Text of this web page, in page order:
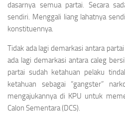
dasarnya semua partai. Secara
sendiri. Menggali liang lahatnya
konstituennya.
Tidak ada lagi demarkasi antara
ada lagi demarkasi antara caleg
partai sudah ketahuan pelaku
ketahuan sebagai “gangster”
mengajukannya di KPU untuk
Calon Sementara (DCS).